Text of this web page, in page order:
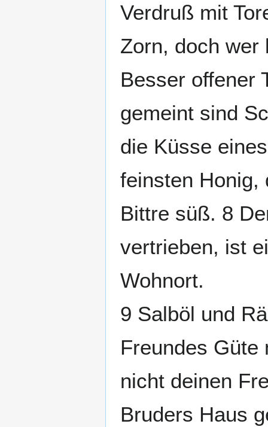
Verdruß mit
Zorn, doch wer
Besser offener
gemeint sind
die Küsse
feinsten Honig,
Bittre süß. 8
vertrieben, ist
Wohnort.
9 Salböl und
Freundes Güte
nicht deinen
Bruders Haus